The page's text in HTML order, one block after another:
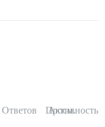
Ответов Просм.
Активность